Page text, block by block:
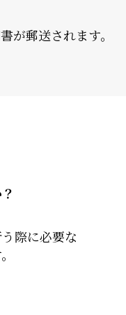
が郵送されます。
際に必要な